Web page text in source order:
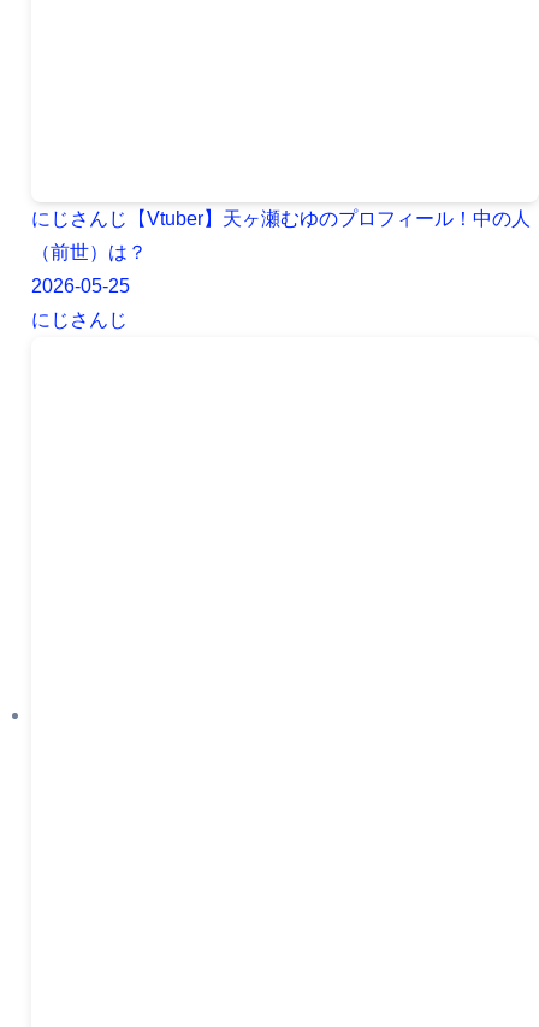
にじさんじ【Vtuber】天ヶ瀬むゆのプロフィール！中の人
（前世）は？
2026-05-25
にじさんじ